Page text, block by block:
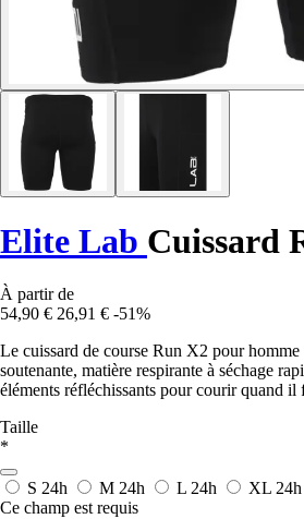
Elite Lab Cuissard
À partir de
54,90 € 26,91 € -51%
Le cuissard de course Run X2 pour
soutenante, matière respirante à séchage
éléments réfléchissants pour courir quand il
Taille
*
S 24h M 24h L 24h XL 24h
Ce champ est requis